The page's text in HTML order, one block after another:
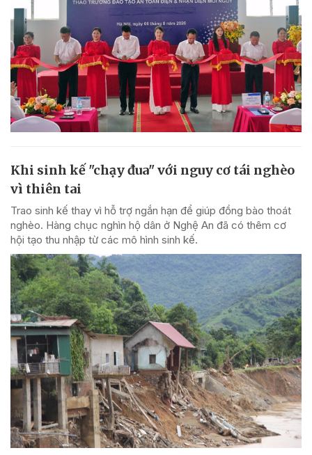
Khi sinh kế "chạy đua" với nguy cơ tái nghèo
vì thiên tai
Trao sinh kế thay vì hỗ trợ ngắn hạn để giúp đồng bào thoát
nghèo. Hàng chục nghìn hộ dân ở Nghệ An đã có thêm cơ
hội tạo thu nhập từ các mô hình sinh kế.